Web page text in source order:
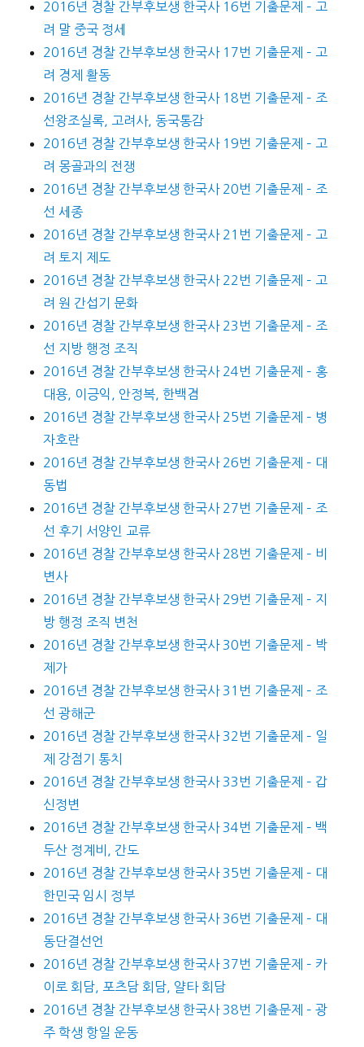
2016년 경찰 간부후보생 한국사 16번 기출문제 – 고
려 말 중국 정세
2016년 경찰 간부후보생 한국사 17번 기출문제 – 고
려 경제 활동
2016년 경찰 간부후보생 한국사 18번 기출문제 – 조
선왕조실록, 고려사, 동국통감
2016년 경찰 간부후보생 한국사 19번 기출문제 – 고
려 몽골과의 전쟁
2016년 경찰 간부후보생 한국사 20번 기출문제 – 조
선 세종
2016년 경찰 간부후보생 한국사 21번 기출문제 – 고
려 토지 제도
2016년 경찰 간부후보생 한국사 22번 기출문제 – 고
려 원 간섭기 문화
2016년 경찰 간부후보생 한국사 23번 기출문제 – 조
선 지방 행정 조직
2016년 경찰 간부후보생 한국사 24번 기출문제 – 홍
대용, 이긍익, 안정복, 한백겸
2016년 경찰 간부후보생 한국사 25번 기출문제 – 병
자호란
2016년 경찰 간부후보생 한국사 26번 기출문제 – 대
동법
2016년 경찰 간부후보생 한국사 27번 기출문제 – 조
선 후기 서양인 교류
2016년 경찰 간부후보생 한국사 28번 기출문제 – 비
변사
2016년 경찰 간부후보생 한국사 29번 기출문제 – 지
방 행정 조직 변천
2016년 경찰 간부후보생 한국사 30번 기출문제 – 박
제가
2016년 경찰 간부후보생 한국사 31번 기출문제 – 조
선 광해군
2016년 경찰 간부후보생 한국사 32번 기출문제 – 일
제 강점기 통치
2016년 경찰 간부후보생 한국사 33번 기출문제 – 갑
신정변
2016년 경찰 간부후보생 한국사 34번 기출문제 – 백
두산 정계비, 간도
2016년 경찰 간부후보생 한국사 35번 기출문제 – 대
한민국 임시 정부
2016년 경찰 간부후보생 한국사 36번 기출문제 – 대
동단결선언
2016년 경찰 간부후보생 한국사 37번 기출문제 – 카
이로 회담, 포츠담 회담, 얄타 회담
2016년 경찰 간부후보생 한국사 38번 기출문제 – 광
주 학생 항일 운동